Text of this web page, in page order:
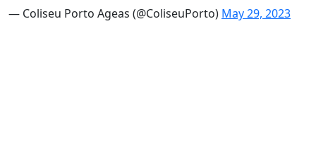
— Coliseu Porto Ageas (@ColiseuPorto) May 29, 2023